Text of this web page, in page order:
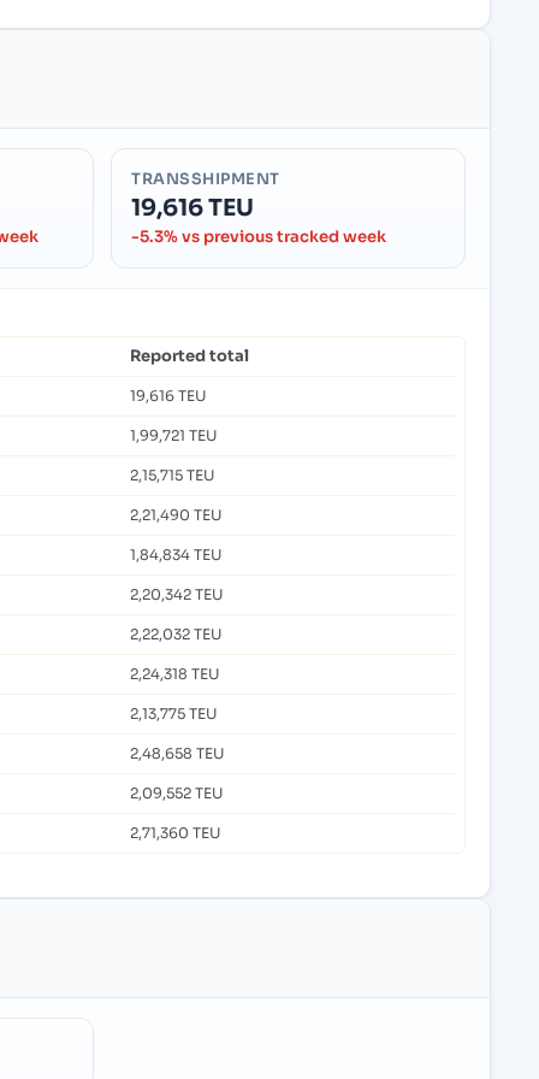
TRANSSHIPMENT
19,616 TEU
-5.3% vs previous tracked week
Reported total
19,616 TEU
1,99,721 TEU
2,15,715 TEU
2,21,490 TEU
1,84,834 TEU
2,20,342 TEU
2,22,032 TEU
2,24,318 TEU
2,13,775 TEU
2,48,658 TEU
2,09,552 TEU
2,71,360 TEU